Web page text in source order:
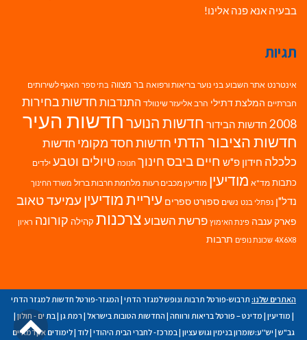
בבעיה אנא פנה אלינו!
תגיות
אינטרנט אתר השבוע בני נוער בריאות ורפואה בר מצווה בתי ספר האגף לשירותים
חברתיים המלצת דתילי הרב אליעזר שינוולד התנדבות חדשות בחירות
2008 חדשות הבידור חדשות הנוערחדשות העיר
חדשות הציבור הדתי חדשות חסד מקומי חדשות
כלכלה חידון פ"ש חיים ביבסחינוך חנוכה טיולים וטבע ילדים
כתבות מד"א מודיעין מודיעין מכבים רעות מלחמת חרבות ברזל משרד החינוך
נדל"ן נפתלי בנט נשים ספורט ספרים עיריית מודיעין עמיעד טאוב
פארק ענבה פינת האימוץ פרשת השבועצרכנות קהילה קורונה ראיון
4X6X8 שכונת נופים תרבות
האתרים שלנו: תרבוש-פורטל תרבות ונופש למגזר הדתי | המגזר-פורטל חדשות למגזר הדתי
| מודיעין | מדינט – פורטל בריאות ורווחה | החדשות הטובות בישראל | רמת גן | בת ים - חולון|
גב"ש | יש''ע:שומרון בנימין וגוש עציון | במרכז- לחברי הבית היהודי |לוד |לימודים אקדמאיים